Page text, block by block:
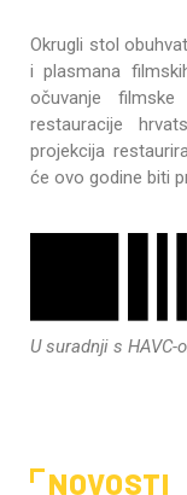
Okrugli stol
i plasmana
očuvanje
restauracije
projekcija
će ovo godine biti
U suradnji s HAVC-
NOVOSTI